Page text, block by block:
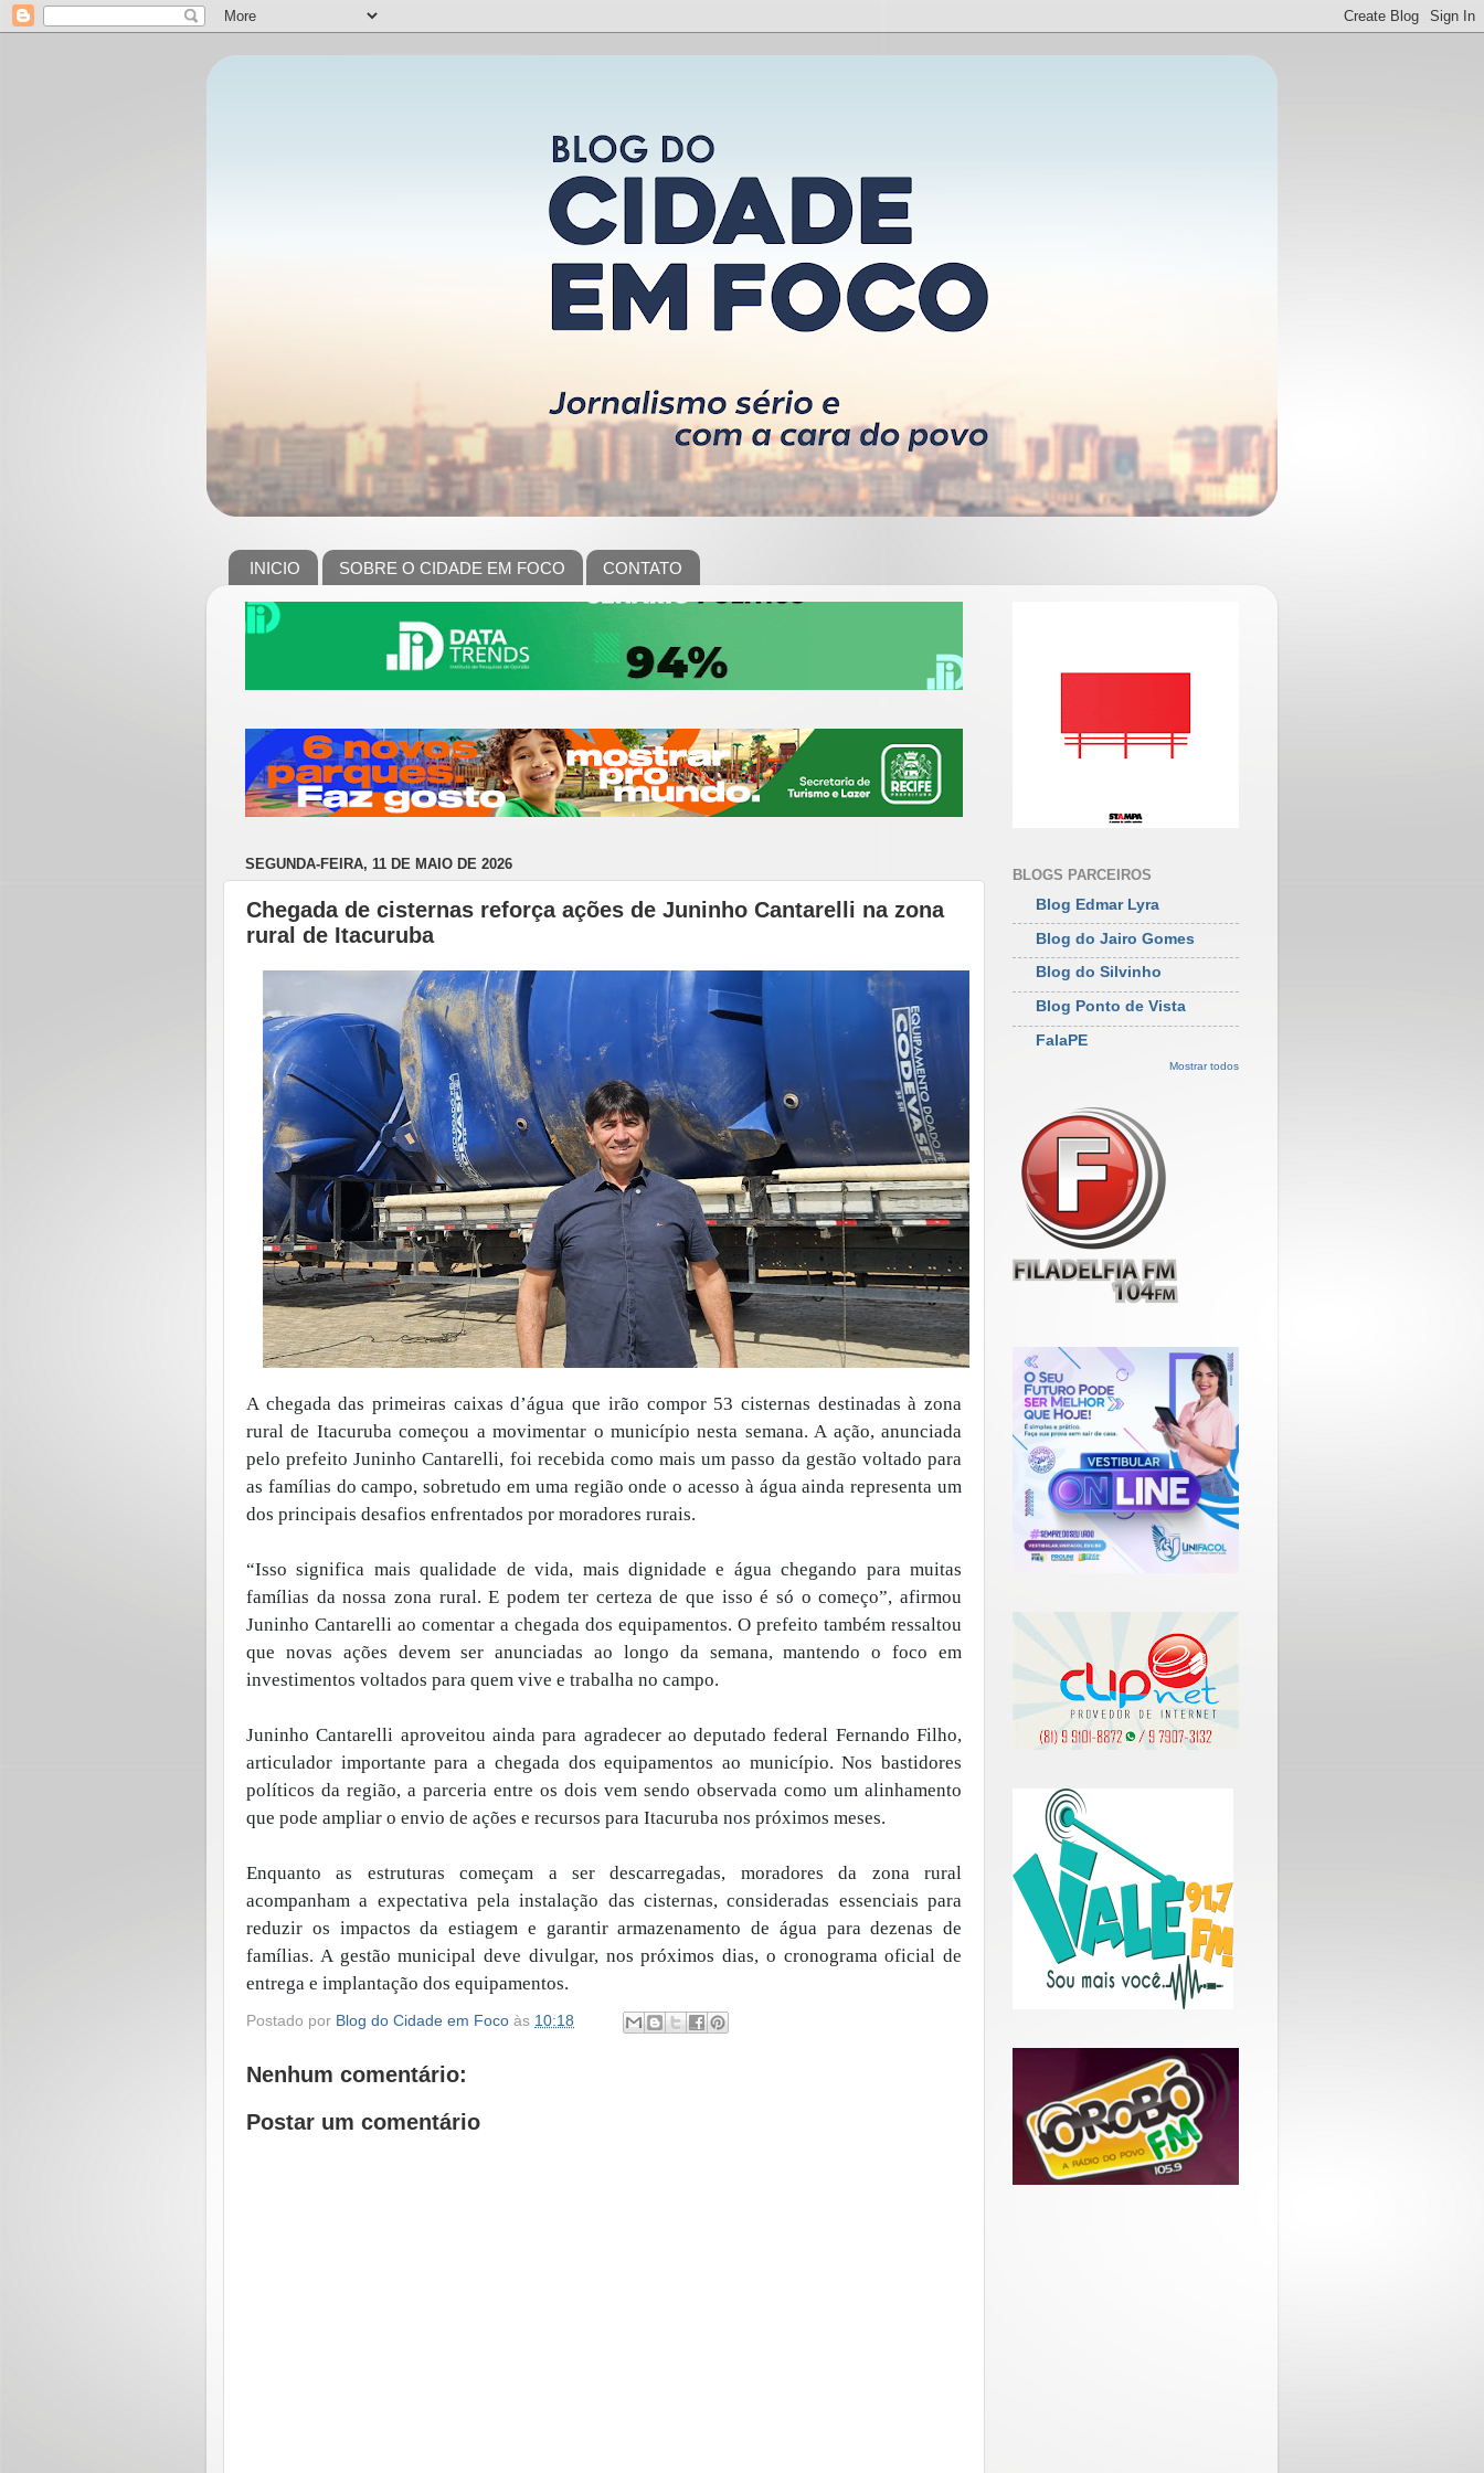
INICIO SOBRE O CIDADE EM FOCO CONTATO
SEGUNDA-FEIRA, 11 DE MAIO DE 2026
Chegada de cisternas reforça ações de Juninho Cantarelli na zona
rural de Itacuruba
A chegada das primeiras caixas d’água que irão compor 53 cisternas destinadas à zona
rural de Itacuruba começou a movimentar o município nesta semana. A ação, anunciada
pelo prefeito Juninho Cantarelli, foi recebida como mais um passo da gestão voltado para
as famílias do campo, sobretudo em uma região onde o acesso à água ainda representa um
dos principais desafios enfrentados por moradores rurais.
“Isso significa mais qualidade de vida, mais dignidade e água chegando para muitas
famílias da nossa zona rural. E podem ter certeza de que isso é só o começo”, afirmou
Juninho Cantarelli ao comentar a chegada dos equipamentos. O prefeito também ressaltou
que novas ações devem ser anunciadas ao longo da semana, mantendo o foco em
investimentos voltados para quem vive e trabalha no campo.
Juninho Cantarelli aproveitou ainda para agradecer ao deputado federal Fernando Filho,
articulador importante para a chegada dos equipamentos ao município. Nos bastidores
políticos da região, a parceria entre os dois vem sendo observada como um alinhamento
que pode ampliar o envio de ações e recursos para Itacuruba nos próximos meses.
Enquanto as estruturas começam a ser descarregadas, moradores da zona rural
acompanham a expectativa pela instalação das cisternas, consideradas essenciais para
reduzir os impactos da estiagem e garantir armazenamento de água para dezenas de
famílias. A gestão municipal deve divulgar, nos próximos dias, o cronograma oficial de
entrega e implantação dos equipamentos.
Postado por Blog do Cidade em Foco às 10:18
Nenhum comentário:
Postar um comentário
BLOGS PARCEIROS
Blog Edmar Lyra
Blog do Jairo Gomes
Blog do Silvinho
Blog Ponto de Vista
FalaPE
Mostrar todos